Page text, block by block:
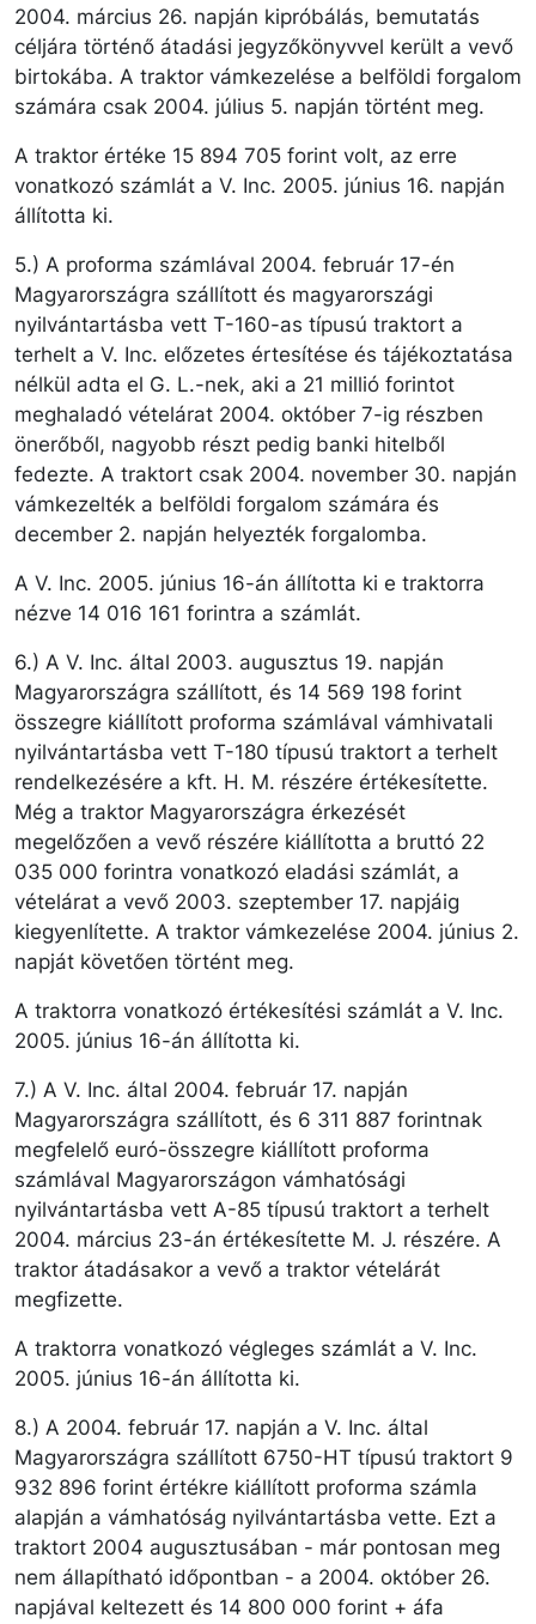
2004. március 26. napján kipróbálás, bemutatás
céljára történő átadási jegyzőkönyvvel került a vevő
birtokába. A traktor vámkezelése a belföldi forgalom
számára csak 2004. július 5. napján történt meg.
A traktor értéke 15 894 705 forint volt, az erre
vonatkozó számlát a V. Inc. 2005. június 16. napján
állította ki.
5.) A proforma számlával 2004. február 17-én
Magyarországra szállított és magyarországi
nyilvántartásba vett T-160-as típusú traktort a
terhelt a V. Inc. előzetes értesítése és tájékoztatása
nélkül adta el G. L.-nek, aki a 21 millió forintot
meghaladó vételárat 2004. október 7-ig részben
önerőből, nagyobb részt pedig banki hitelből
fedezte. A traktort csak 2004. november 30. napján
vámkezelték a belföldi forgalom számára és
december 2. napján helyezték forgalomba.
A V. Inc. 2005. június 16-án állította ki e traktorra
nézve 14 016 161 forintra a számlát.
6.) A V. Inc. által 2003. augusztus 19. napján
Magyarországra szállított, és 14 569 198 forint
összegre kiállított proforma számlával vámhivatali
nyilvántartásba vett T-180 típusú traktort a terhelt
rendelkezésére a kft. H. M. részére értékesítette.
Még a traktor Magyarországra érkezését
megelőzően a vevő részére kiállította a bruttó 22
035 000 forintra vonatkozó eladási számlát, a
vételárat a vevő 2003. szeptember 17. napjáig
kiegyenlítette. A traktor vámkezelése 2004. június 2.
napját követően történt meg.
A traktorra vonatkozó értékesítési számlát a V. Inc.
2005. június 16-án állította ki.
7.) A V. Inc. által 2004. február 17. napján
Magyarországra szállított, és 6 311 887 forintnak
megfelelő euró-összegre kiállított proforma
számlával Magyarországon vámhatósági
nyilvántartásba vett A-85 típusú traktort a terhelt
2004. március 23-án értékesítette M. J. részére. A
traktor átadásakor a vevő a traktor vételárát
megfizette.
A traktorra vonatkozó végleges számlát a V. Inc.
2005. június 16-án állította ki.
8.) A 2004. február 17. napján a V. Inc. által
Magyarországra szállított 6750-HT típusú traktort 9
932 896 forint értékre kiállított proforma számla
alapján a vámhatóság nyilvántartásba vette. Ezt a
traktort 2004 augusztusában - már pontosan meg
nem állapítható időpontban - a 2004. október 26.
napjával keltezett és 14 800 000 forint + áfa